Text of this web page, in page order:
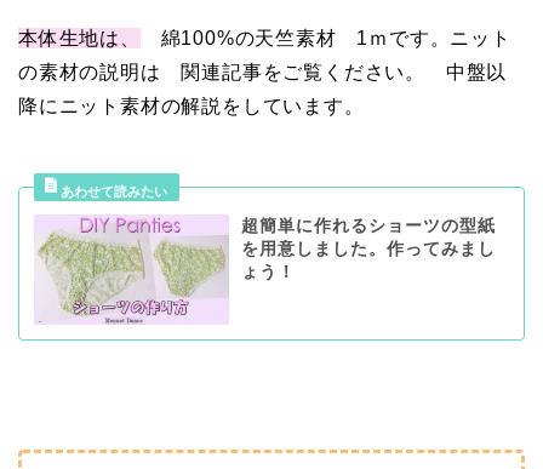
本体生地は、
綿100%の天竺素材 1ｍです。ニット
の素材の説明は 関連記事をご覧ください。 中盤以
降にニット素材の解説をしています。
超簡単に作れるショーツの型紙
を用意しました。作ってみまし
ょう！